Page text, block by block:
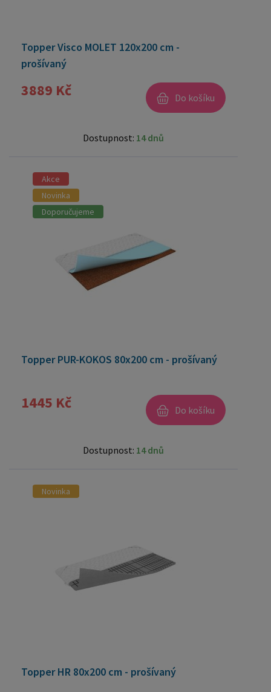
Topper Visco MOLET 120x200 cm -
prošívaný
3889 Kč Do košíku
Dostupnost: 14 dnů
Akce
Novinka
Doporučujeme
Topper PUR-KOKOS 80x200 cm - prošívaný
1445 Kč Do košíku
Dostupnost: 14 dnů
Novinka
Topper HR 80x200 cm - prošívaný